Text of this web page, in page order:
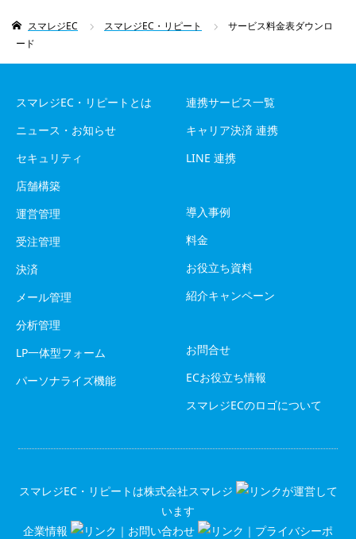
スマレジEC スマレジEC・リピート
サービス料金表ダウンロ
ード
スマレジEC・リピートとは
ニュース・お知らせ
セキュリティ
店舗構築
運営管理
受注管理
決済
メール管理
分析管理
LP一体型フォーム
パーソナライズ機能
連携サービス一覧
キャリア決済 連携
LINE 連携
導入事例
料金
お役立ち資料
紹介キャンペーン
お問合せ
ECお役立ち情報
スマレジECのロゴについて
スマレジEC・リピートは株式会社スマレジ
が運営して
います
企業情報
｜ お問い合わせ ｜ プライバシーポ